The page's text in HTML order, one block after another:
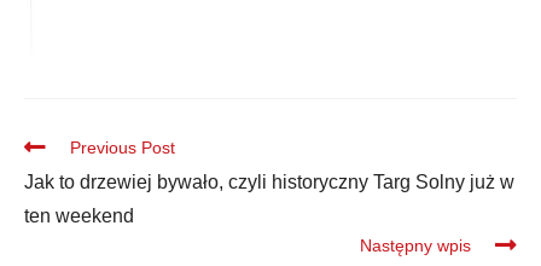
Previous Post
Jak to drzewiej bywało, czyli historyczny Targ Solny już w
ten weekend
Następny wpis